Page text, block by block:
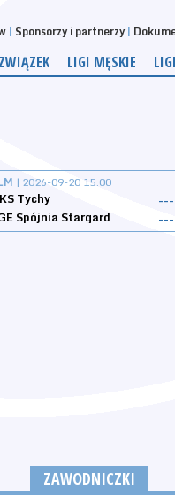
Sponsorzy i partnerzy
ZWIĄZEK LIGI MĘSKIE
| 2026-09-20 15:00
Tychy
---
Spójnia Stargard
---
ZAWODNICZKI